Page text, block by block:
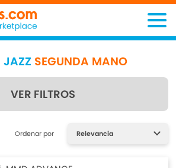
JAZZ SEGUNDA MANO
VER FILTROS
lo que estás
Ordenar por